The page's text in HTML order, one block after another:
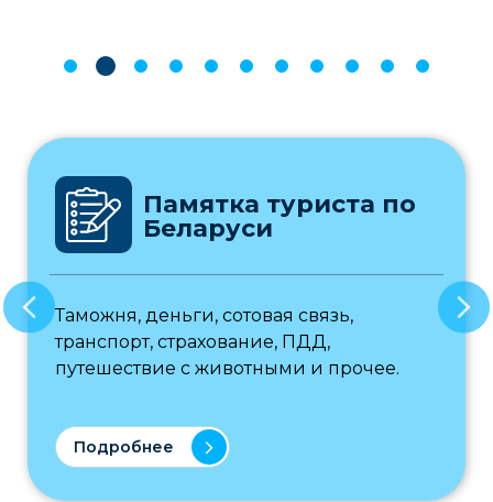
Памятка туриста по
Беларуси
Таможня, деньги, сотовая связь,
транспорт, страхование, ПДД,
путешествие с животными и прочее.
Подробнее